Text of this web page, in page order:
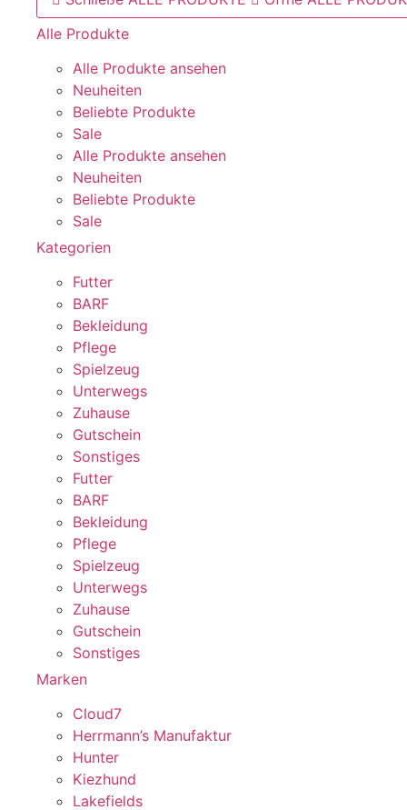
Alle Produkte
Alle Produkte ansehen
Neuheiten
Beliebte Produkte
Sale
Alle Produkte ansehen
Neuheiten
Beliebte Produkte
Sale
Kategorien
Futter
BARF
Bekleidung
Pflege
Spielzeug
Unterwegs
Zuhause
Gutschein
Sonstiges
Futter
BARF
Bekleidung
Pflege
Spielzeug
Unterwegs
Zuhause
Gutschein
Sonstiges
Marken
Cloud7
Herrmann’s Manufaktur
Hunter
Kiezhund
Lakefields